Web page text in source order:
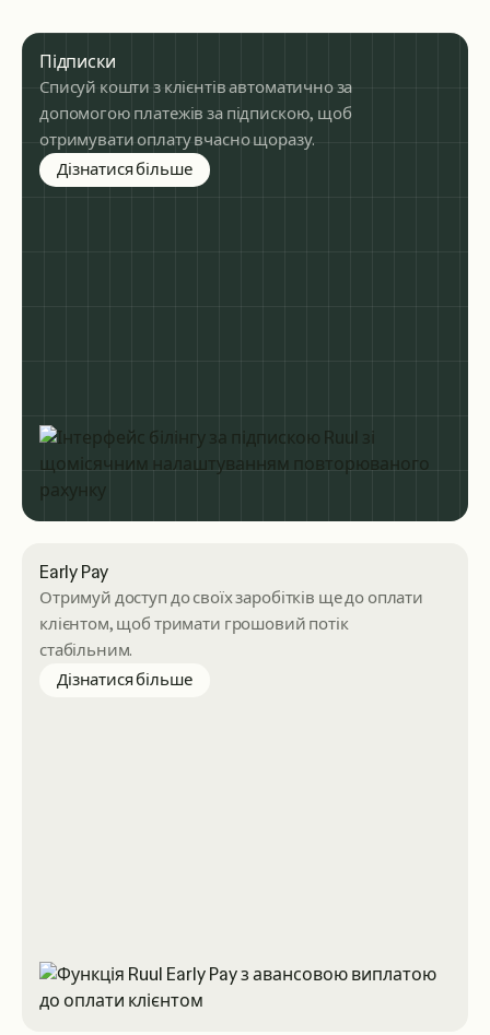
Підписки
Списуй кошти з клієнтів автоматично за
допомогою платежів за підпискою, щоб
отримувати оплату вчасно щоразу.
Дізнатися більшеabout subscription billing
Early Pay
Отримуй доступ до своїх заробітків ще до оплати
клієнтом, щоб тримати грошовий потік
стабільним.
Дізнатися більшеabout Early Pay